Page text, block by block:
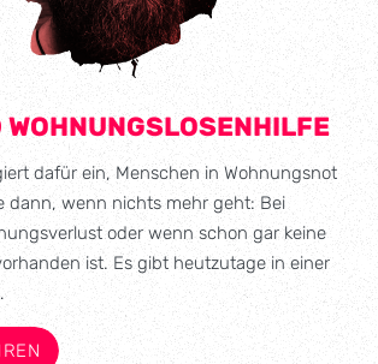
dafür ein, Menschen in Wohnungsnot
dann, wenn nichts mehr geht: Bei
oder wenn schon gar keine
ist. Es gibt heutzutage in einer